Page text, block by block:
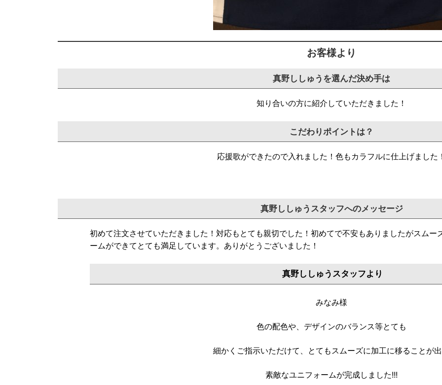
お客様より
真野ししゅうを選んだ決め手は
知り合いの方に紹介していただきました！
こだわりポイントは？
応援歌ができたので入れました！色もカラフルに仕上げました
真野ししゅうスタッフへのメッセージ
初めて注文させていただきました！対応もとても親切でした！ 初めてで不安もありましたがスムー
ームができてとても満足しています。 ありがとうございました！
真野ししゅうスタッフより
みなみ様
色の配色や、デザインのバランス等とても
細かくご指示いただけて、とてもスムーズに加工に移ることが
素敵なユニフォームが完成しました!!!